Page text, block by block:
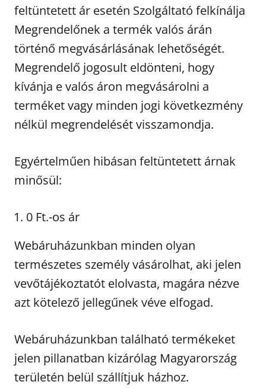
feltüntetett ár esetén Szolgáltató felkínálja
Megrendelőnek a termék valós árán
történő megvásárlásának lehetőségét.
Megrendelő jogosult eldönteni, hogy
kívánja e valós áron megvásárolni a
terméket vagy minden jogi következmény
nélkül megrendelését visszamondja.
Egyértelműen hibásan feltüntetett árnak
minősül:
0 Ft.-os ár
Webáruházunkban minden olyan
természetes személy vásárolhat, aki jelen
vevőtájékoztatót elolvasta, magára nézve
azt kötelező jellegűnek véve elfogad.
Webáruházunkban található termékeket
jelen pillanatban kizárólag Magyarország
területén belül szállítjuk házhoz.